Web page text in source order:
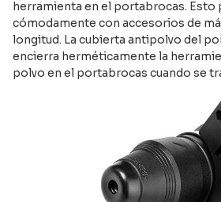
herramienta en el portabrocas.
cómodamente con accesorios de
longitud. La cubierta antipolvo del
encierra herméticamente la
polvo en el portabrocas cuando se